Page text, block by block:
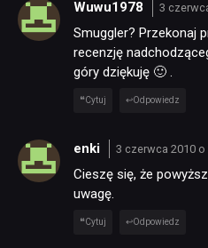
Wuwu1978 3
Smuggler? Przekonaj
recenzję
góry dziękuję 🙂 .
Cytuj Odpowiedz
enki 3 czerwca 2010 o
Cieszę się, że
uwagę.
Cytuj Odpowiedz